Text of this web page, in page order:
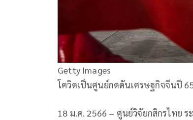
Getty Images
โควิดเป็นศูนย์กดดันเศรษฐกิจจีนปี
18 ม.ค. 2566 – ศูนย์วิจัยกสิกรไทย